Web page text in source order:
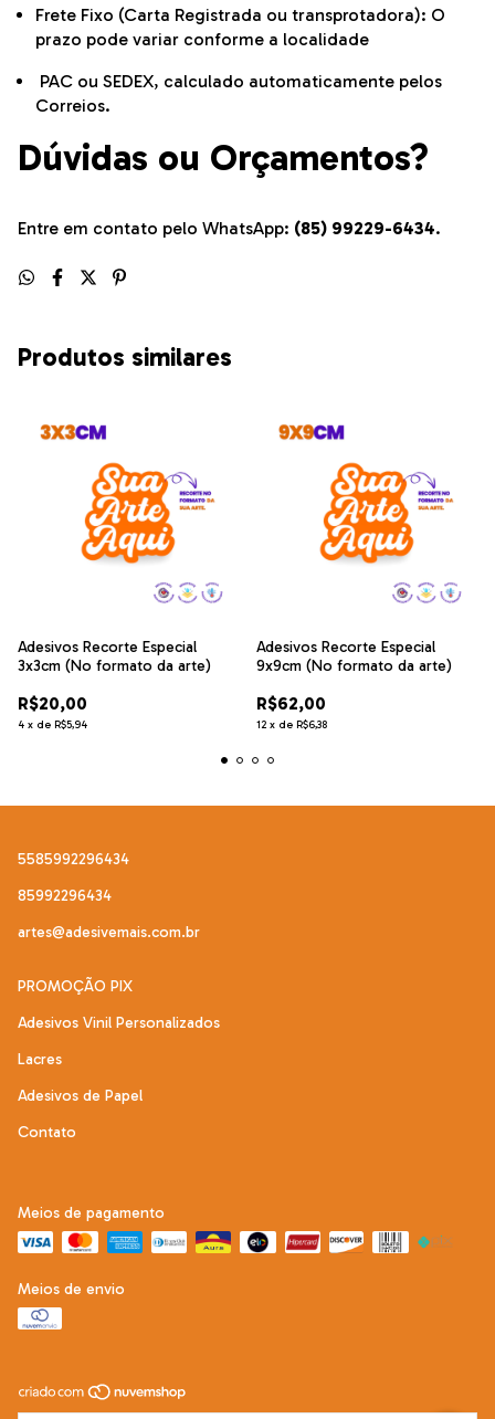
Frete Fixo (Carta Registrada ou transprotadora): O
prazo pode variar conforme a localidade
PAC ou SEDEX, calculado automaticamente pelos
Correios.
Dúvidas ou Orçamentos?
Entre em contato pelo WhatsApp: (85) 99229-6434.
Produtos similares
Adesivos Recorte Especial
3x3cm (No formato da arte)
R$20,00
4 x de R$5,94
Adesivos Recorte Especial
9x9cm (No formato da arte)
R$62,00
12 x de R$6,38
5585992296434
85992296434
artes@adesivemais.com.br
PROMOÇÃO PIX
Adesivos Vinil Personalizados
Lacres
Adesivos de Papel
Contato
Meios de pagamento
Meios de envio